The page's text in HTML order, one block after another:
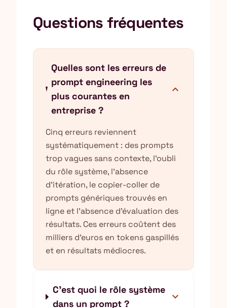
Questions fréquentes
Quelles sont les erreurs de
prompt engineering les
plus courantes en
entreprise ?
expand_more
Cinq erreurs reviennent
systématiquement : des prompts
trop vagues sans contexte, l'oubli
du rôle système, l'absence
d'itération, le copier-coller de
prompts génériques trouvés en
ligne et l'absence d'évaluation des
résultats. Ces erreurs coûtent des
milliers d'euros en tokens gaspillés
et en résultats médiocres.
C'est quoi le rôle système
dans un prompt ?
expand_more